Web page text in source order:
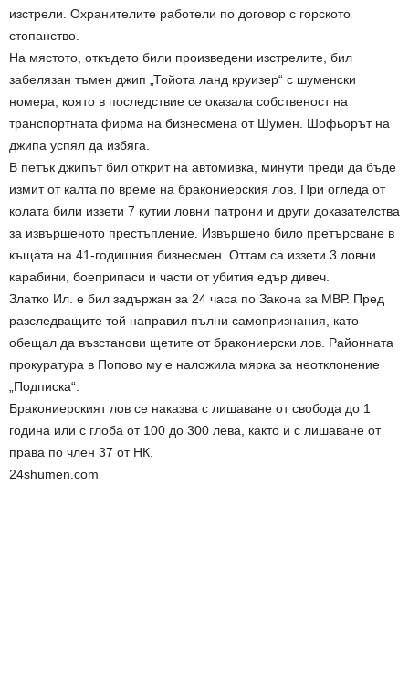
изстрели. Охранителите работели по договор с горското
стопанство.
На мястото, откъдето били произведени изстрелите, бил
забелязан тъмен джип „Тойота ланд круизер“ с шуменски
номера, която в последствие се оказала собственост на
транспортната фирма на бизнесмена от Шумен. Шофьорът на
джипа успял да избяга.
В петък джипът бил открит на автомивка, минути преди да бъде
измит от калта по време на бракониерския лов. При огледа от
колата били иззети 7 кутии ловни патрони и други доказателства
за извършеното престъпление. Извършено било претърсване в
къщата на 41-годишния бизнесмен. Оттам са иззети 3 ловни
карабини, боеприпаси и части от убития едър дивеч.
Златко Ил. е бил задържан за 24 часа по Закона за МВР. Пред
разследващите той направил пълни самопризнания, като
обещал да възстанови щетите от бракониерски лов. Районната
прокуратура в Попово му е наложила мярка за неотклонение
„Подписка“.
Бракониерският лов се наказва с лишаване от свобода до 1
година или с глоба от 100 до 300 лева, както и с лишаване от
права по член 37 от НК.
24shumen.com